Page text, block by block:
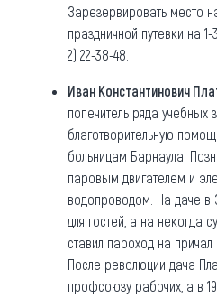
Зарезервировать место
праздничной путевки на
2) 22-38-48.
Иван Константинович
попечитель ряда
благотворительную
больницам Барнаула.
паровым двигателем и
водопроводом. На даче в
для гостей, а на некогда
ставил пароход на причал
После революции дача
профсоюзу рабочих, а в